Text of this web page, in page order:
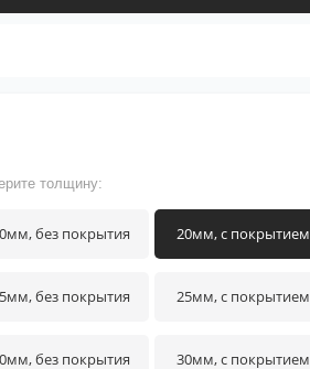
толщину:
без покрытия 20мм, с покрытием
без покрытия 25мм, с покрытием
без покрытия 30мм, с покрытием